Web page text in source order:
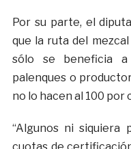
Por su parte, el
que la ruta del
sólo se beneficia
palenques o
no lo hacen al 100 por
“Algunos ni siquiera